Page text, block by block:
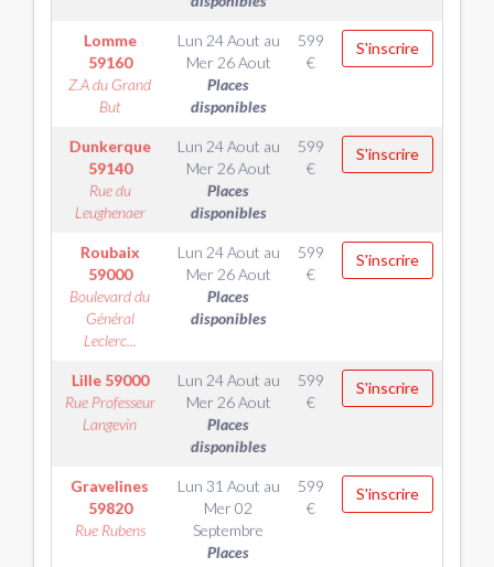
Lomme
59160
Z.A du Grand
But
Lun 24 Aout au
Mer 26 Aout
Places
disponibles
599
€
S'inscrire
Dunkerque
59140
Rue du
Leughenaer
Lun 24 Aout au
Mer 26 Aout
Places
disponibles
599
€
S'inscrire
Roubaix
59000
Boulevard du
Général
Leclerc...
Lun 24 Aout au
Mer 26 Aout
Places
disponibles
599
€
S'inscrire
Lille 59000
Rue Professeur
Langevin
Lun 24 Aout au
Mer 26 Aout
Places
disponibles
599
€
S'inscrire
Gravelines
59820
Rue Rubens
Lun 31 Aout au
Mer 02
Septembre
Places
599
€
S'inscrire